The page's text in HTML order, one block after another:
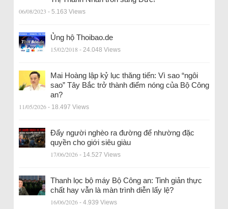
06/08/2023 - 5.163 Views
Ủng hộ Thoibao.de
15/02/2018 - 24.048 Views
Mai Hoàng lập kỷ lục thăng tiến: Vì sao “ngôi
sao” Tây Bắc trở thành điểm nóng của Bộ Công
an?
11/05/2026 - 18.497 Views
Đẩy người nghèo ra đường để nhường đặc
quyền cho giới siêu giàu
17/06/2026 - 14.527 Views
Thanh lọc bộ máy Bộ Công an: Tinh giản thực
chất hay vẫn là màn trình diễn lấy lệ?
16/06/2026 - 4.939 Views